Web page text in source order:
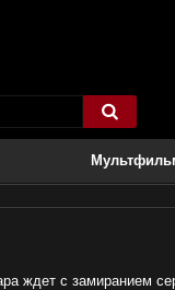

ждет с замиранием